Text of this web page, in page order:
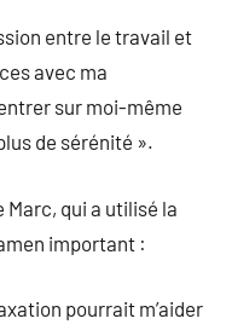
entre le travail et
avec ma
sur moi-même
de sérénité ».
qui a utilisé la
important :
pourrait m’aider